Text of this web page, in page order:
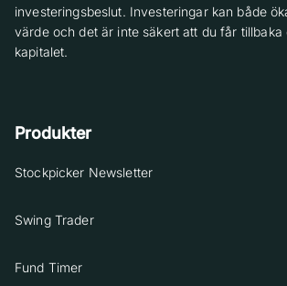
investeringsbeslut. Investeringar kan både
värde och det är inte säkert att du får tillbaka
kapitalet.
Produkter
Stockpicker Newsletter
Swing Trader
Fund Timer